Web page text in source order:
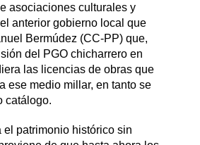
asociaciones culturales y
anterior gobierno local que
Bermúdez (CC-PP) que,
del PGO chicharrero en
las licencias de obras que
ese medio millar, en tanto se
catálogo.
el patrimonio histórico sin